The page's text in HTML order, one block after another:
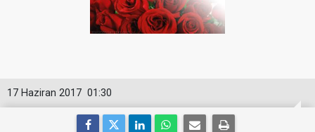
01:30
17 Haziran 2017